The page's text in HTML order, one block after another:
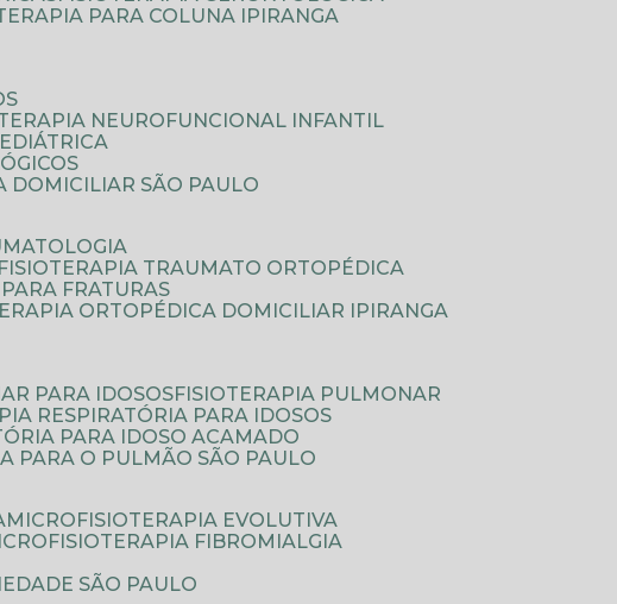
PARA COLUNA IPIRANGA
NEUROFUNCIONAL INFANTIL
DOMICILIAR SÃO PAULO
FISIOTERAPIA TRAUMATO ORTOPÉDICA
FRATURAS
ORTOPÉDICA DOMICILIAR IPIRANGA
PARA IDOSOS
FISIOTERAPIA PULMONAR
RESPIRATÓRIA PARA IDOSOS
PARA IDOSO ACAMADO
PARA O PULMÃO SÃO PAULO
MICROFISIOTERAPIA EVOLUTIVA
MICROFISIOTERAPIA FIBROMIALGIA
SÃO PAULO